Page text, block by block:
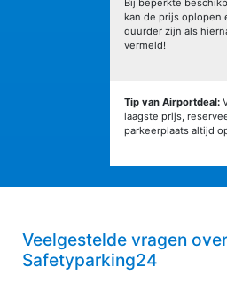
Bij beperkte
kan de prijs oplopen
duurder zijn als
vermeld!
Tip van Airportdeal:
laagste prijs,
parkeerplaats altijd
Veelgestelde vragen over
Safetyparking24